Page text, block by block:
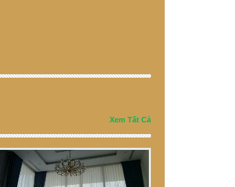
Xem Tất Cả